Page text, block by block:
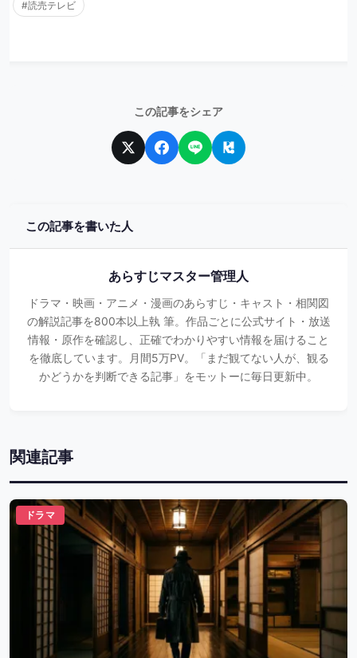
#読売テレビ
この記事をシェア
この記事を書いた人
あらすじマスター管理人
ドラマ・映画・アニメ・漫画のあらすじ・キャスト・相関図
の解説記事を800本以上執 筆。作品ごとに公式サイト・放送
情報・原作を確認し、正確でわかりやすい情報を届けること
を徹底しています。月間5万PV。「まだ観てない人が、観る
かどうかを判断できる記事」をモットーに毎日更新中。
関連記事
ドラマ